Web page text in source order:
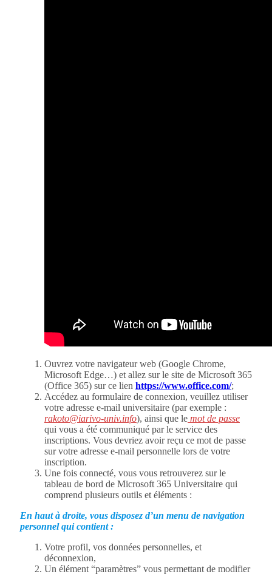
Ouvrez votre navigateur web (Google Chrome,
Microsoft Edge…) et allez sur le site de Microsoft 365
(Office 365) sur ce lien https://www.office.com/;
Accédez au formulaire de connexion, veuillez utiliser
votre adresse e-mail universitaire (par exemple :
rakoto@iarivo-univ.info), ainsi que le mot de passe
qui vous a été communiqué par le service des
inscriptions. Vous devriez avoir reçu ce mot de passe
sur votre adresse e-mail personnelle lors de votre
inscription.
Une fois connecté, vous vous retrouverez sur le
tableau de bord de Microsoft 365 Universitaire qui
comprend plusieurs outils et éléments :
En haut à droite, vous disposez d’un menu de navigation
personnel qui contient :
Votre profil, vos données personnelles, et
déconnexion,
Un élément “paramètres” vous permettant de modifier